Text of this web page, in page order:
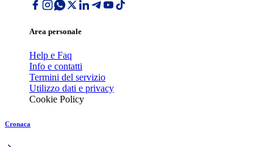
Area personale
Help e Faq
Info e contatti
Termini del servizio
Utilizzo dati e privacy
Cookie Policy
Cronaca